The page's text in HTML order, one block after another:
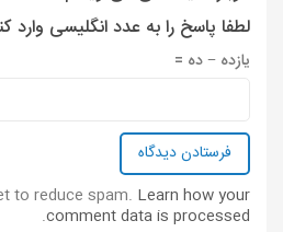
لطفا پاسخ را به عدد انگلیسی وارد
یازده − ده =
to reduce spam. Learn how your
comment data is processed
.